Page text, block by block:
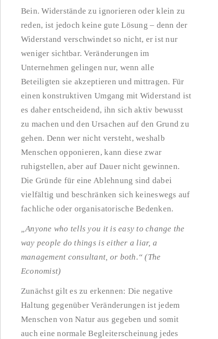
Bein. Widerstände zu ignorieren oder klein zu
reden, ist jedoch keine gute Lösung – denn der
Widerstand verschwindet so nicht, er ist nur
weniger sichtbar. Veränderungen im
Unternehmen gelingen nur, wenn alle
Beteiligten sie akzeptieren und mittragen. Für
einen konstruktiven Umgang mit Widerstand ist
es daher entscheidend, ihn sich aktiv bewusst
zu machen und den Ursachen auf den Grund zu
gehen. Denn wer nicht versteht, weshalb
Menschen opponieren, kann diese zwar
ruhigstellen, aber auf Dauer nicht gewinnen.
Die Gründe für eine Ablehnung sind dabei
vielfältig und beschränken sich keineswegs auf
fachliche oder organisatorische Bedenken.
„Anyone who tells you it is easy to change the
way people do things is either a liar, a
management consultant, or both.“ (The
Economist)
Zunächst gilt es zu erkennen: Die negative
Haltung gegenüber Veränderungen ist jedem
Menschen von Natur aus gegeben und somit
auch eine normale Begleiterscheinung jedes